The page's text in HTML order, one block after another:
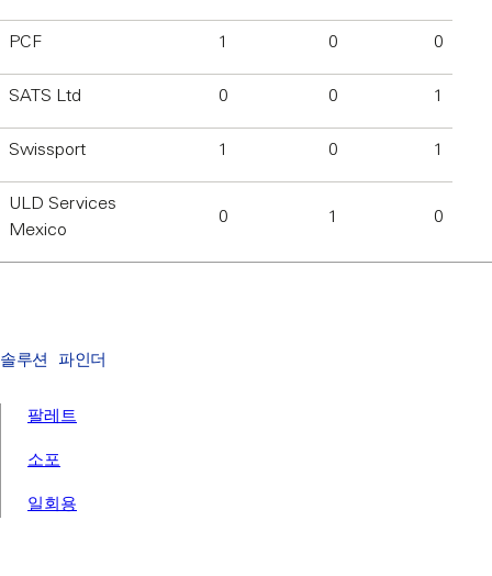
PCF 1 0 0
SATS Ltd 0 0 1
Swissport 1 0 1
ULD Services
Mexico
0 1 0
솔루션 파인더
팔레트
소포
일회용